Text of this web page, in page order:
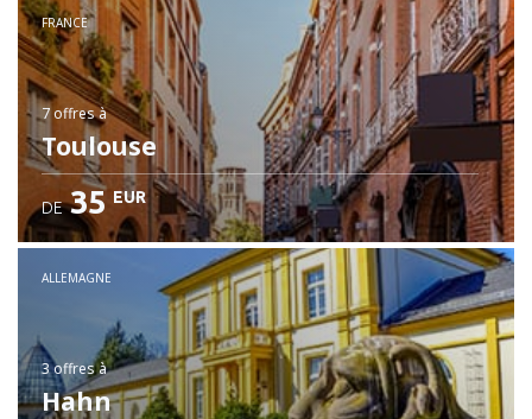
FRANCE
7 offresà
Toulouse
DE 35 EUR
ALLEMAGNE
3 offresà
Hahn